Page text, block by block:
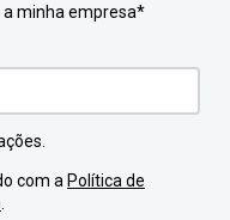
a minha empresa*
com a Política de
.